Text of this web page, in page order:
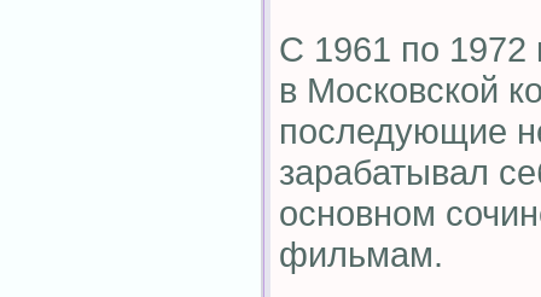
С 1961 по 1972
в Московской
последующие
зарабатывал
основном
фильмам.